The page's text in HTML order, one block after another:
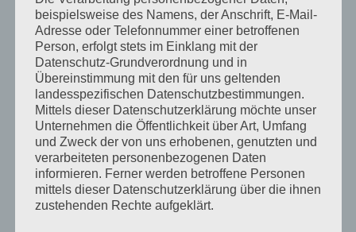
niemand ein einziges Mal seine Stimme gehört.
Ich fragte mich manchmal, wie er wohl beim Bäcker
Brötchen holte oder Telefongespräche führte und
stellte mir vor, dass ich ein Bildtelefon besaß – so eines
wie in Agentenfilmen, worüber die Agenten immer
Aufträge erhalten von jemanden, dessen Kopf im
Fernsehen nie zu sehen ist. Mit so einem Ding könnte
ich ihn dann anrufen und er könnte nicken, so wie er es
beispielsweise des Namens, der Anschrift, E-Mail-
Adresse oder Telefonnummer einer betroffenen
Person, erfolgt stets im Einklang mit der
Datenschutz-Grundverordnung und in
Übereinstimmung mit den für uns geltenden
landesspezifischen Datenschutzbestimmungen.
Mittels dieser Datenschutzerklärung möchte unser
Unternehmen die Öffentlichkeit über Art, Umfang
und Zweck der von uns erhobenen, genutzten und
verarbeiteten personenbezogenen Daten
informieren. Ferner werden betroffene Personen
mittels dieser Datenschutzerklärung über die ihnen
zustehenden Rechte aufgeklärt.